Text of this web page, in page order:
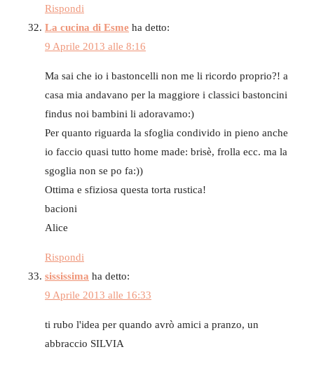
Rispondi
La cucina di Esme ha detto:
9 Aprile 2013 alle 8:16
Ma sai che io i bastoncelli non me li ricordo proprio?! a
casa mia andavano per la maggiore i classici bastoncini
findus noi bambini li adoravamo:)
Per quanto riguarda la sfoglia condivido in pieno anche
io faccio quasi tutto home made: brisè, frolla ecc. ma la
sgoglia non se po fa:))
Ottima e sfiziosa questa torta rustica!
bacioni
Alice
Rispondi
sississima ha detto:
9 Aprile 2013 alle 16:33
ti rubo l'idea per quando avrò amici a pranzo, un
abbraccio SILVIA